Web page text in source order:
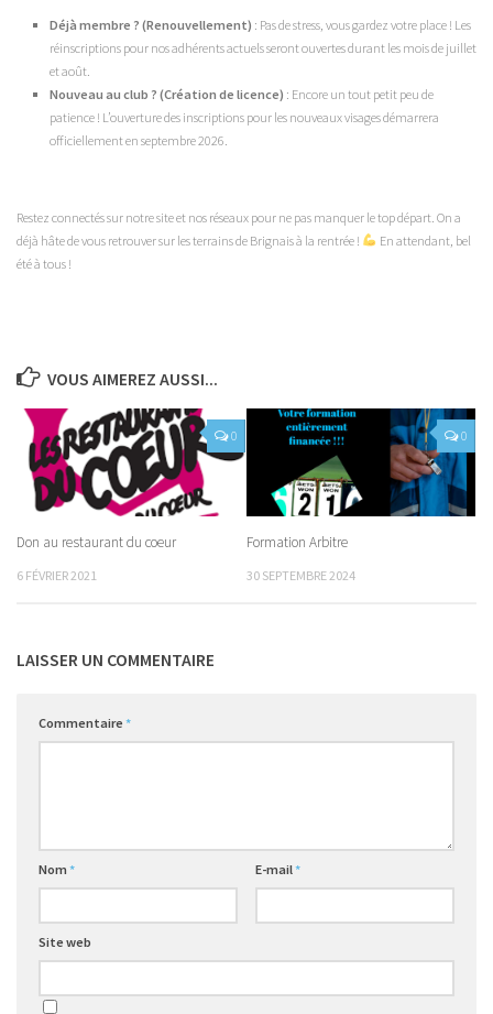
Déjà membre ? (Renouvellement) : Pas de stress, vous gardez votre place ! Les
réinscriptions pour nos adhérents actuels seront ouvertes durant les mois de juillet
et août.
Nouveau au club ? (Création de licence) : Encore un tout petit peu de
patience ! L’ouverture des inscriptions pour les nouveaux visages démarrera
officiellement en septembre 2026.
Restez connectés sur notre site et nos réseaux pour ne pas manquer le top départ. On a
déjà hâte de vous retrouver sur les terrains de Brignais à la rentrée !
En attendant, bel
été à tous !
VOUS AIMEREZ AUSSI...
0
Don au restaurant du coeur
6 FÉVRIER 2021
0
Formation Arbitre
30 SEPTEMBRE 2024
LAISSER UN COMMENTAIRE
Commentaire *
Nom * E-mail*
Site web